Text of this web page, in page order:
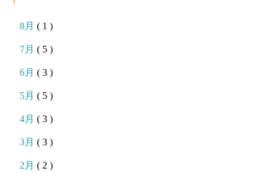
8月( 1 )
7月( 5 )
6月( 3 )
5月( 5 )
4月( 3 )
3月( 3 )
2月( 2 )